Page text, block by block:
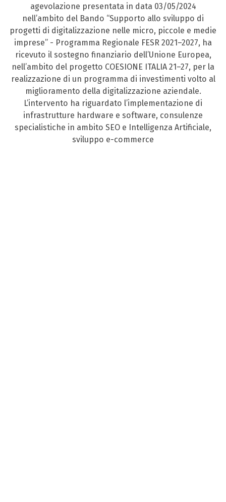
agevolazione presentata in data 03/05/2024
nell’ambito del Bando “Supporto allo sviluppo di
progetti di digitalizzazione nelle micro, piccole e medie
imprese” - Programma Regionale FESR 2021–2027, ha
ricevuto il sostegno finanziario dell’Unione Europea,
nell’ambito del progetto COESIONE ITALIA 21–27, per la
realizzazione di un programma di investimenti volto al
miglioramento della digitalizzazione aziendale.
L’intervento ha riguardato l’implementazione di
infrastrutture hardware e software, consulenze
specialistiche in ambito SEO e Intelligenza Artificiale,
sviluppo e-commerce